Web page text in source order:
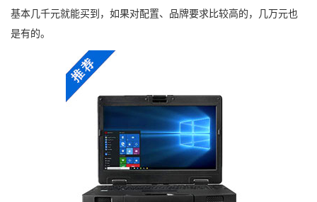
基本几千元就能买到，如果对配置、品牌要求比较高的，几万元也
是有的。